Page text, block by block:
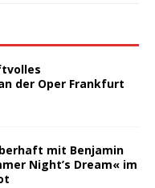
der Oper Frankfurt
mit Benjamin
Night’s Dream« im